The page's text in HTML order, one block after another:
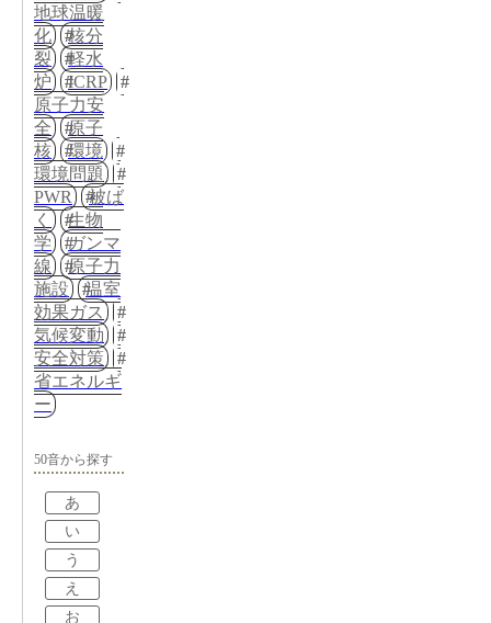
地球温暖
化
核分
裂
軽水
炉
ICRP
原子力安
全
原子
核
環境
環境問題
PWR
被ば
く
生物
学
ガンマ
線
原子力
施設
温室
効果ガス
気候変動
安全対策
省エネルギ
ー
50音から探す
あ
い
う
え
お